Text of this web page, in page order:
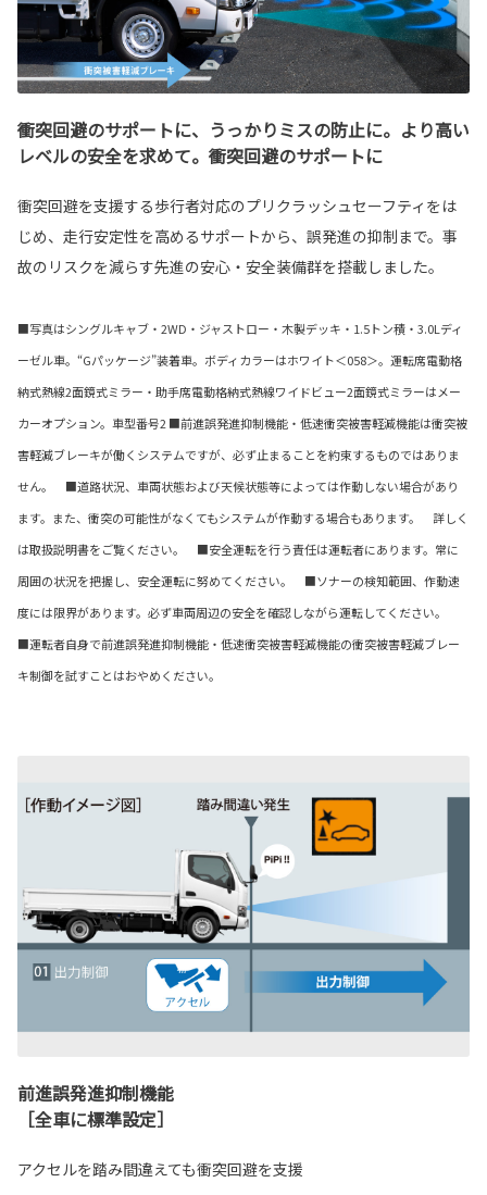
衝突回避のサポートに、うっかりミスの防止に。より高い
レベルの安全を求めて。衝突回避のサポートに
衝突回避を支援する歩行者対応のプリクラッシュセーフティをは
じめ、走行安定性を高めるサポートから、誤発進の抑制まで。事
故のリスクを減らす先進の安心・安全装備群を搭載しました。
■写真はシングルキャブ・2WD・ジャストロー・木製デッキ・1.5トン積・3.0Lディ
ーゼル車。“Gパッケージ”装着車。ボディカラーはホワイト＜058＞。運転席電動格
納式熱線2面鏡式ミラー・助手席電動格納式熱線ワイドビュー2面鏡式ミラーはメー
カーオプション。車型番号2 ■前進誤発進抑制機能・低速衝突被害軽減機能は衝突被
害軽減ブレーキが働くシステムですが、必ず止まることを約束するものではありま
せん。 ■道路状況、車両状態および天候状態等によっては作動しない場合があり
ます。また、衝突の可能性がなくてもシステムが作動する場合もあります。 詳しく
は取扱説明書をご覧ください。 ■安全運転を行う責任は運転者にあります。常に
周囲の状況を把握し、安全運転に努めてください。 ■ソナーの検知範囲、作動速
度には限界があります。必ず車両周辺の安全を確認しながら運転してください。
■運転者自身で前進誤発進抑制機能・低速衝突被害軽減機能の衝突被害軽減ブレー
キ制御を試すことはおやめください。
前進誤発進抑制機能
［全車に標準設定］
アクセルを踏み間違えても衝突回避を支援